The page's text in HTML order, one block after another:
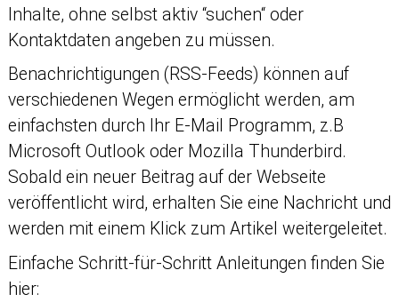
Inhalte, ohne selbst aktiv “suchen“ oder
Kontaktdaten angeben zu müssen.
Benachrichtigungen (RSS-Feeds) können auf
verschiedenen Wegen ermöglicht werden, am
einfachsten durch Ihr E-Mail Programm, z.B
Microsoft Outlook oder Mozilla Thunderbird.
Sobald ein neuer Beitrag auf der Webseite
veröffentlicht wird, erhalten Sie eine Nachricht und
werden mit einem Klick zum Artikel weitergeleitet.
Einfache Schritt-für-Schritt Anleitungen finden Sie
hier: